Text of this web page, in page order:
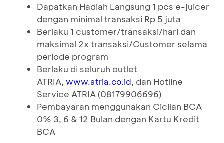
Dapatkan Hadiah Langsung 1 pcs e-juicer
dengan minimal transaksi Rp 5 juta
Berlaku 1 customer/transaksi/hari dan
maksimal 2x transaksi/Customer selama
periode program
Berlaku di seluruh outlet
ATRIA, www.atria.co.id, dan Hotline
Service ATRIA (08179906696)
Pembayaran menggunakan Cicilan BCA
0% 3, 6 & 12 Bulan dengan Kartu Kredit
BCA